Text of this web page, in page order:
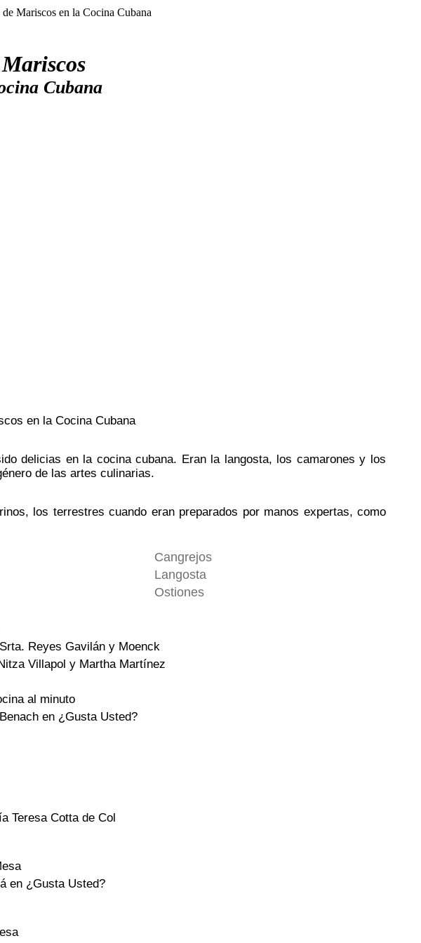
Mariscos
Cubana
en la Cocina Cubana
delicias en la cocina cubana. Eran la langosta, los camarones y los
de las artes culinarias.
los terrestres cuando eran preparados por manos expertas, como
Cangrejos
Langosta
Ostiones
Reyes Gavilán y Moenck
Villapol y Martha Martínez
al minuto
en ¿Gusta Usted?
Teresa Cotta de Col
en ¿Gusta Usted?